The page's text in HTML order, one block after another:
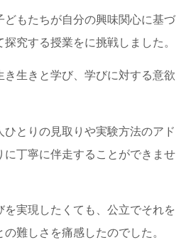
どもたちが自分の興味関心に基づ
究する授業をに挑戦しました。
生きと学び、学びに対する意欲
ひとりの見取りや実験方法のアド
に丁寧に伴走することができませ
実現したくても、公立でそれを
難しさを痛感したのでした。